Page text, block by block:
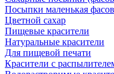
Посыпки маленькая
Цветной сахар
Пищевые красители
Натуральные красители
Для пищевой печати
Красители с